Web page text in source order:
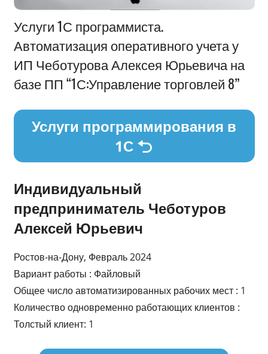
Информация
Услуги 1С программиста.
Автоматизация оперативного учета у
ИП Чеботурова Алексея Юрьевича на
базе ПП “1С:Управление торговлей 8”
Услуги программирования в
1С
Индивидуальный
предприниматель Чеботуров
Алексей Юрьевич
Ростов-на-Дону, Февраль 2024
Вариант работы : Файловый
Общее число автоматизированных рабочих мест : 1
Количество одновременно работающих клиентов :
Толстый клиент: 1